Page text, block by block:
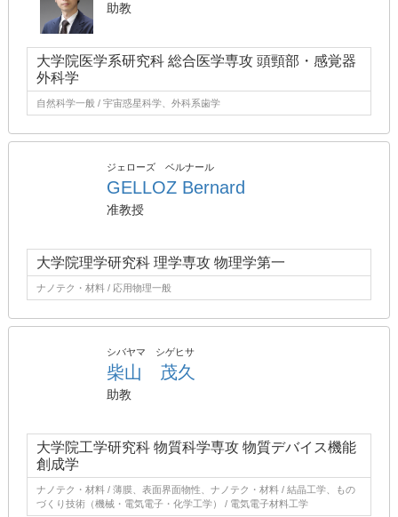
助教
大学院医学系研究科 総合医学専攻 頭頸部・感覚器
外科学
自然科学一般 / 宇宙惑星科学、外科系歯学
ジェローズ ベルナール
GELLOZ Bernard
准教授
大学院理学研究科 理学専攻 物理学第一
ナノテク・材料 / 応用物理一般
シバヤマ シゲヒサ
柴山 茂久
助教
大学院工学研究科 物質科学専攻 物質デバイス機能
創成学
ナノテク・材料 / 薄膜、表面界面物性、ナノテク・材料 / 結晶工学、もの
づくり技術（機械・電気電子・化学工学） / 電気電子材料工学